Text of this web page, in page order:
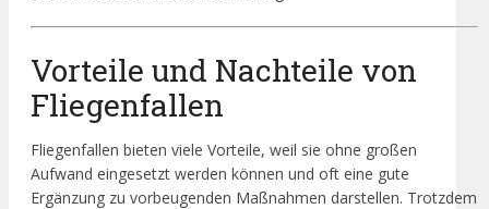
Vorteile und Nachteile von
Fliegenfallen
Fliegenfallen bieten viele Vorteile, weil sie ohne großen
Aufwand eingesetzt werden können und oft eine gute
Ergänzung zu vorbeugenden Maßnahmen darstellen. Trotzdem